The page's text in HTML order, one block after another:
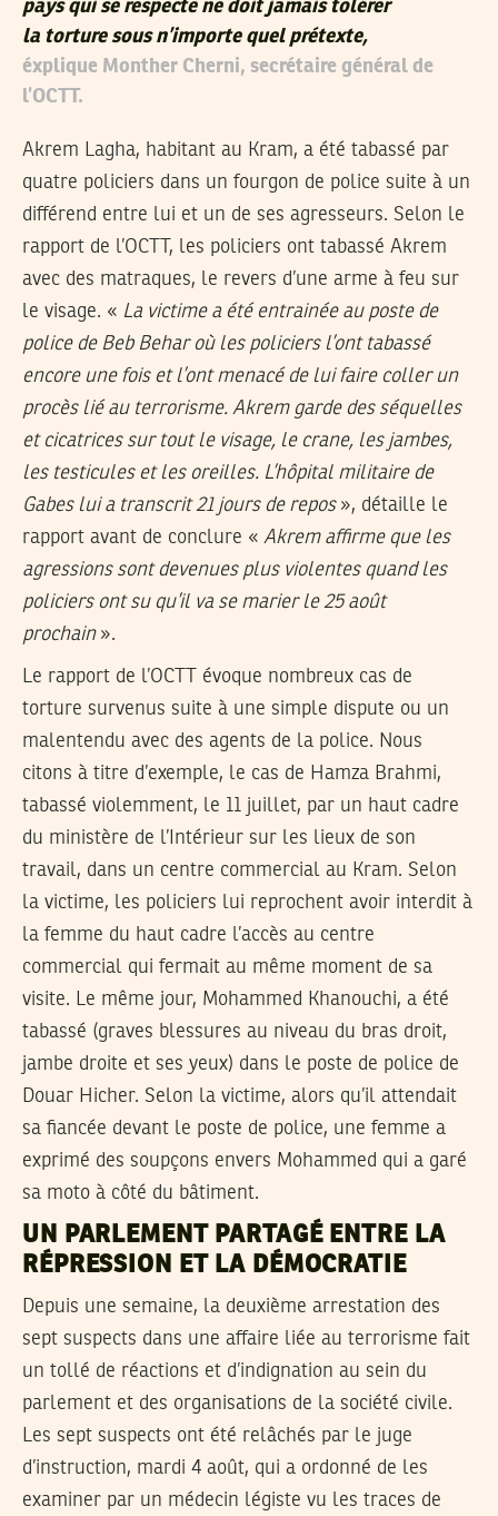
pays qui se respecte ne doit jamais tolérer
la torture sous n’importe quel prétexte,
éxplique Monther Cherni, secrétaire général de
l’OCTT.
Akrem Lagha, habitant au Kram, a été tabassé par
quatre policiers dans un fourgon de police suite à un
différend entre lui et un de ses agresseurs. Selon le
rapport de l’OCTT, les policiers ont tabassé Akrem
avec des matraques, le revers d’une arme à feu sur
le visage. « La victime a été entrainée au poste de
police de Beb Behar où les policiers l’ont tabassé
encore une fois et l’ont menacé de lui faire coller un
procès lié au terrorisme. Akrem garde des séquelles
et cicatrices sur tout le visage, le crane, les jambes,
les testicules et les oreilles. L’hôpital militaire de
Gabes lui a transcrit 21 jours de repos», détaille le
rapport avant de conclure « Akrem affirme que les
agressions sont devenues plus violentes quand les
policiers ont su qu’il va se marier le 25 août
prochain».
Le rapport de l’OCTT évoque nombreux cas de
torture survenus suite à une simple dispute ou un
malentendu avec des agents de la police. Nous
citons à titre d’exemple, le cas de Hamza Brahmi,
tabassé violemment, le 11 juillet, par un haut cadre
du ministère de l’Intérieur sur les lieux de son
travail, dans un centre commercial au Kram. Selon
la victime, les policiers lui reprochent avoir interdit à
la femme du haut cadre l’accès au centre
commercial qui fermait au même moment de sa
visite. Le même jour, Mohammed Khanouchi, a été
tabassé (graves blessures au niveau du bras droit,
jambe droite et ses yeux) dans le poste de police de
Douar Hicher. Selon la victime, alors qu’il attendait
sa fiancée devant le poste de police, une femme a
exprimé des soupçons envers Mohammed qui a garé
sa moto à côté du bâtiment.
UN PARLEMENT PARTAGÉ ENTRE LA
RÉPRESSION ET LA DÉMOCRATIE
Depuis une semaine, la deuxième arrestation des
sept suspects dans une affaire liée au terrorisme fait
un tollé de réactions et d’indignation au sein du
parlement et des organisations de la société civile.
Les sept suspects ont été relâchés par le juge
d’instruction, mardi 4 août, qui a ordonné de les
examiner par un médecin légiste vu les traces de